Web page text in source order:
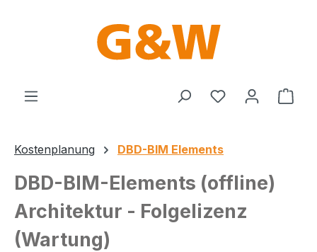
Du hast 0
Kostenplanung DBD-BIM Elements
DBD-BIM-Elements (offline)
Architektur - Folgelizenz
(Wartung)